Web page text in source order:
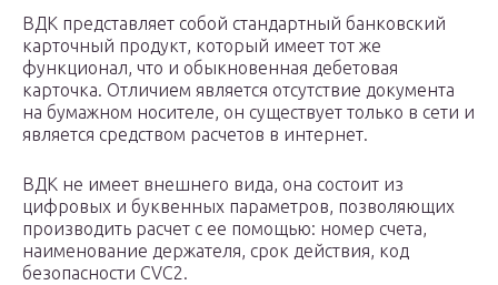
ВДК представляет собой стандартный банковский
карточный продукт, который имеет тот же
функционал, что и обыкновенная дебетовая
карточка. Отличием является отсутствие документа
на бумажном носителе, он существует только в сети и
является средством расчетов в интернет.
ВДК не имеет внешнего вида, она состоит из
цифровых и буквенных параметров, позволяющих
производить расчет с ее помощью: номер счета,
наименование держателя, срок действия, код
безопасности CVC2.